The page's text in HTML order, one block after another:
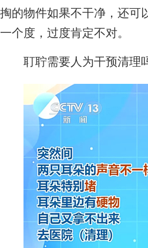
掏的物件如果不干净，还可
一个度，过度肯定不对。
耵聍需要人为干预清理